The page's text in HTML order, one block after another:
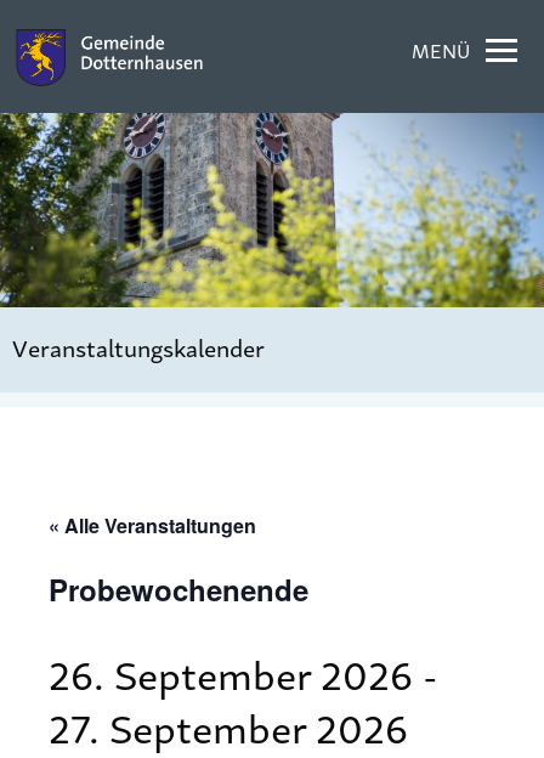
MENÜ
Veranstaltungskalender
« Alle Veranstaltungen
Probewochenende
26. September 2026 -
27. September 2026